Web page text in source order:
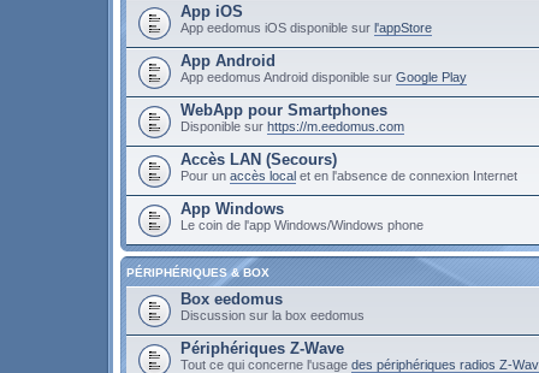
App iOS
App eedomus iOS disponible sur l'appStore
App Android
App eedomus Android disponible sur Google Play
WebApp pour Smartphones
Disponible sur https://m.eedomus.com
Accès LAN (Secours)
Pour un accès local et en l'absence de connexion Internet
App Windows
Le coin de l'app Windows/Windows phone
PÉRIPHÉRIQUES & BOX
Box eedomus
Discussion sur la box eedomus
Périphériques Z-Wave
Tout ce qui concerne l'usage des périphériques radios Z-